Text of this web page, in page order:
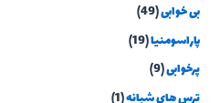
بی خوابی(49)
پاراسومنیا(19)
پرخوابی(9)